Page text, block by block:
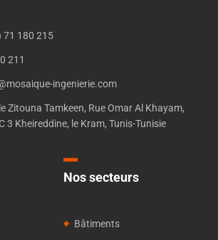
Nos secteurs
Bâtiments
71 180 215
211
ingenierie.com
Zitouna Tamkeen, Rue Omar Al Khayam,
3 Kheireddine, le Kram, Tunis-Tunisie